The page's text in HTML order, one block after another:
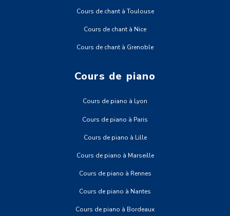
Cours de chant à Toulouse
Cours de chant à Nice
Cours de chant à Grenoble
Cours de piano
Cours de piano à Lyon
Cours de piano à Paris
Cours de piano à Lille
Cours de piano à Marseille
Cours de piano à Rennes
Cours de piano à Nantes
Cours de piano à Bordeaux